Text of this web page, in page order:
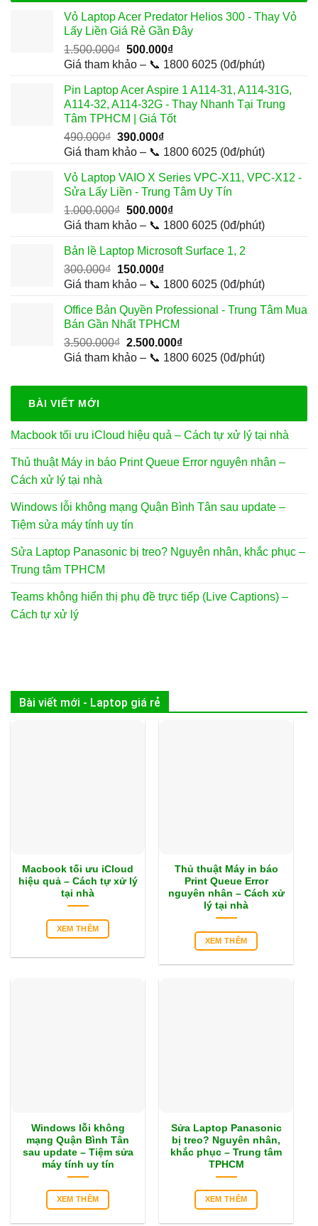
Vỏ Laptop Acer Predator Helios 300 - Thay Vỏ
Lấy Liền Giá Rẻ Gần Đây
1.500.000₫ Giá
gốc
1.500.000₫.
500.000₫Giá
hiện
là:
500.000₫.
Giá tham khảo – 📞 1800 6025 (0đ/phút)
Pin Laptop Acer Aspire 1 A114-31, A114-31G,
A114-32, A114-32G - Thay Nhanh Tại Trung
Tâm TPHCM | Giá Tốt
490.000₫ Giá
gốc
490.000₫.
390.000₫Giá
hiện
là:
390.000₫.
Giá tham khảo – 📞 1800 6025 (0đ/phút)
Vỏ Laptop VAIO X Series VPC-X11, VPC-X12 -
Sửa Lấy Liền - Trung Tâm Uy Tín
1.000.000₫ Giá
gốc
1.000.000₫.
500.000₫Giá
hiện
là:
Giá tham khảo – 📞 1800 6025 (0đ/phút)
Bản lề Laptop Microsoft Surface 1, 2
300.000₫ Giá
gốc
300.000₫.
150.000₫Giá
hiện
là:
150.000₫.
Giá tham khảo – 📞 1800 6025 (0đ/phút)
Office Bản Quyền Professional - Trung Tâm Mua
Bán Gần Nhất TPHCM
3.500.000₫ Giá
gốc
3.500.000₫.
2.500.000₫Giá
hiện
là:
Giá tham khảo – 📞 1800 6025 (0đ/phút)
BÀI VIẾT MỚI
Macbook tối ưu iCloud hiệu quả – Cách tự xử lý tại nhà
Thủ thuật Máy in báo Print Queue Error nguyên nhân –
Cách xử lý tại nhà
Windows lỗi không mạng Quận Bình Tân sau update –
Tiệm sửa máy tính uy tín
Sửa Laptop Panasonic bị treo? Nguyên nhân, khắc phục –
Trung tâm TPHCM
Teams không hiển thị phụ đề trực tiếp (Live Captions) –
Cách tự xử lý
Bài viết mới - Laptop giá rẻ
Macbook tối ưu iCloud
hiệu quả – Cách tự xử lý
tại nhà
XEM THÊM
Thủ thuật Máy in báo
Print Queue Error
nguyên nhân – Cách xử
lý tại nhà
XEM THÊM
Windows lỗi không
mạng Quận Bình Tân
sau update – Tiệm sửa
máy tính uy tín
XEM THÊM
Sửa Laptop Panasonic
bị treo? Nguyên nhân,
khắc phục – Trung tâm
TPHCM
XEM THÊM